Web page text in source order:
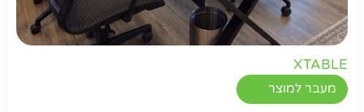
XTABLE
מעבר למוצר